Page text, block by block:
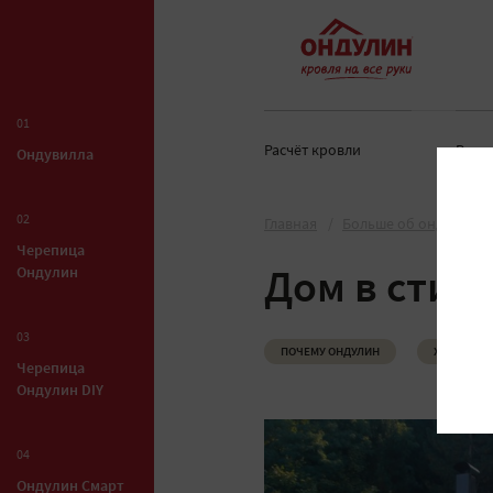
01
Ондувилла
02
Черепица
Ондулин
03
Черепица
Ондулин DIY
04
Ондулин Смарт
Расчёт кровли
Дом в
ПОЧЕМУ ОНДУЛИН ХОРОШАЯ